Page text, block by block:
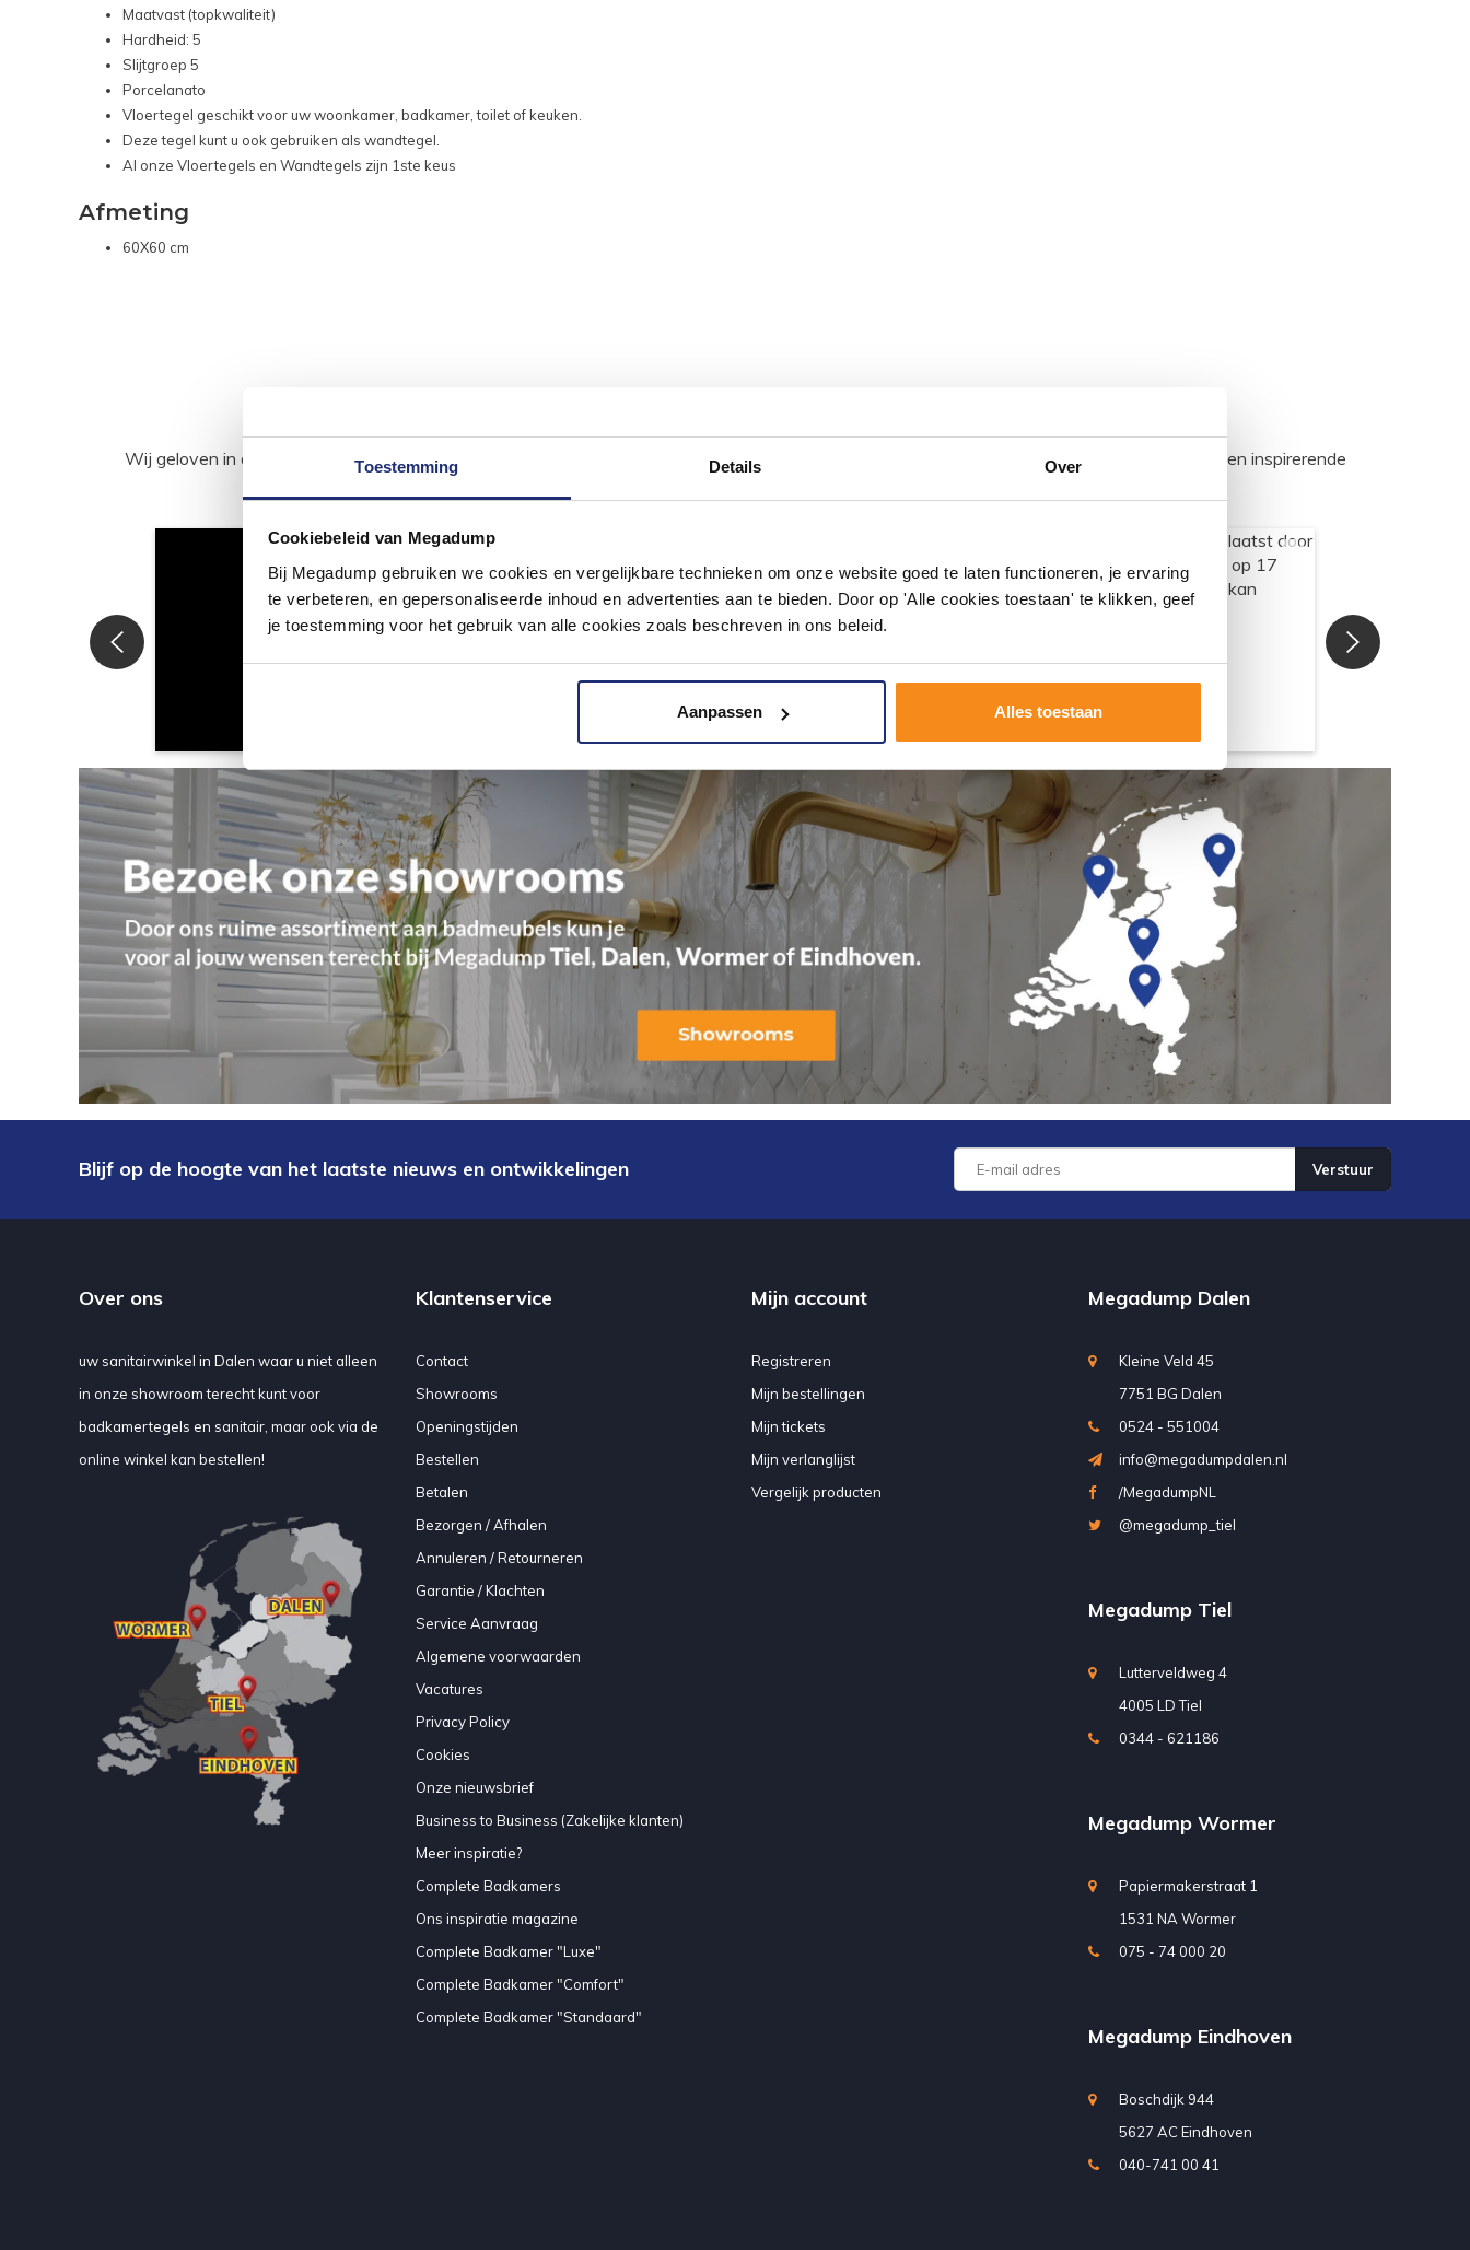
Toestemming Details Over
Cookiebeleid van Megadump
Bij Megadump gebruiken we cookies en vergelijkbare technieken om onze website goed te laten functioneren, je ervaring
te verbeteren, en gepersonaliseerde inhoud en advertenties aan te bieden. Door op 'Alle cookies toestaan' te klikken, geef
je toestemming voor het gebruik van alle cookies zoals beschreven in ons beleid.
Aanpassen Alles toestaan
Maatvast (topkwaliteit)
Hardheid: 5
Slijtgroep 5
Porcelanato
Vloertegel geschikt voor uw woonkamer, badkamer, toilet of keuken.
Deze tegel kunt u ook gebruiken als wandtegel.
Al onze Vloertegels en Wandtegels zijn 1ste keus
Afmeting
60X60 cm
Wij geloven in de kracht van delen. Deel jouw badkamer op Instagram met #mijndroombadkamer en tag @megadumpnl. Samen bouwen we een inspirerende
omgeving vol met unieke badkamerstijlen. Doe je mee?
Blijf op de hoogte van het laatste nieuws en ontwikkelingen Verstuur
Over ons
uw sanitairwinkel in Dalen waar u niet alleen
in onze showroom terecht kunt voor
badkamertegels en sanitair, maar ook via de
online winkel kan bestellen!
Klantenservice
Contact
Showrooms
Openingstijden
Bestellen
Betalen
Bezorgen / Afhalen
Annuleren / Retourneren
Garantie / Klachten
Service Aanvraag
Algemene voorwaarden
Vacatures
Privacy Policy
Cookies
Onze nieuwsbrief
Business to Business (Zakelijke klanten)
Meer inspiratie?
Complete Badkamers
Ons inspiratie magazine
Complete Badkamer "Luxe"
Complete Badkamer "Comfort"
Complete Badkamer "Standaard"
Mijn account
Registreren
Mijn bestellingen
Mijn tickets
Mijn verlanglijst
Vergelijk producten
Megadump Dalen
Kleine Veld 45
7751 BG Dalen
0524 - 551004
info@megadumpdalen.nl
/MegadumpNL
@megadump_tiel
Megadump Tiel
Lutterveldweg 4
4005 LD Tiel
0344 - 621186
Megadump Wormer
Papiermakerstraat 1
1531 NA Wormer
075 - 74 000 20
Megadump Eindhoven
Boschdijk 944
5627 AC Eindhoven
040-741 00 41